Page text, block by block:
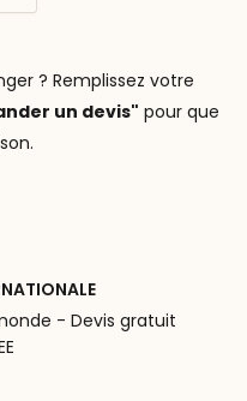
? Remplissez votre
un devis" pour que
- Devis gratuit